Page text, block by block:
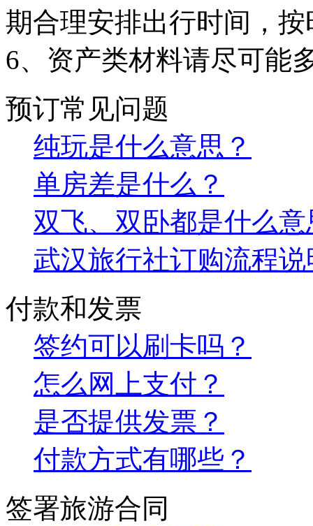
期合理安排出行时间，
6、资产类材料请尽可能
预订常见问题
纯玩是什么意思？
单房差是什么？
双飞、双卧都是什么意
武汉旅行社订购流程说
付款和发票
签约可以刷卡吗？
怎么网上支付？
是否提供发票？
付款方式有哪些？
签署旅游合同